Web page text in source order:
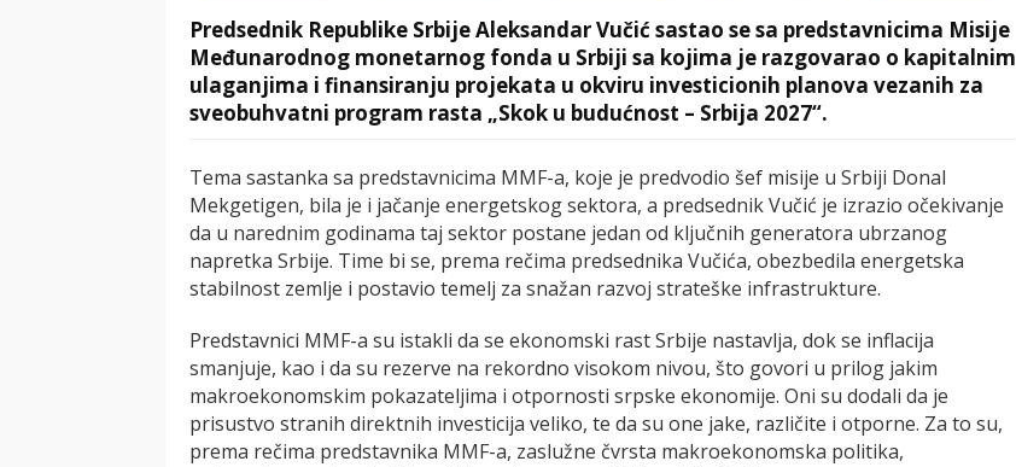
Predsednik Republike Srbije Aleksandar Vučić sastao se sa predstavnicima Misije
Međunarodnog monetarnog fonda u Srbiji sa kojima je razgovarao o kapitalnim
ulaganjima i finansiranju projekata u okviru investicionih planova vezanih za
sveobuhvatni program rasta „Skok u budućnost – Srbija 2027“.
Tema sastanka sa predstavnicima MMF-a, koje je predvodio šef misije u Srbiji Donal
Mekgetigen, bila je i jačanje energetskog sektora, a predsednik Vučić je izrazio očekivanje
da u narednim godinama taj sektor postane jedan od ključnih generatora ubrzanog
napretka Srbije. Time bi se, prema rečima predsednika Vučića, obezbedila energetska
stabilnost zemlje i postavio temelj za snažan razvoj strateške infrastrukture.
Predstavnici MMF-a su istakli da se ekonomski rast Srbije nastavlja, dok se inflacija
smanjuje, kao i da su rezerve na rekordno visokom nivou, što govori u prilog jakim
makroekonomskim pokazateljima i otpornosti srpske ekonomije. Oni su dodali da je
prisustvo stranih direktnih investicija veliko, te da su one jake, različite i otporne. Za to su,
prema rečima predstavnika MMF-a, zaslužne čvrsta makroekonomska politika,